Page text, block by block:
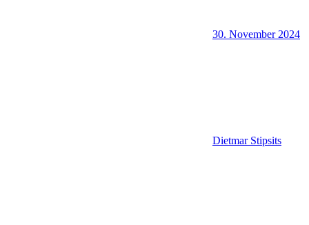
30. November 2024
Dietmar Stipsits